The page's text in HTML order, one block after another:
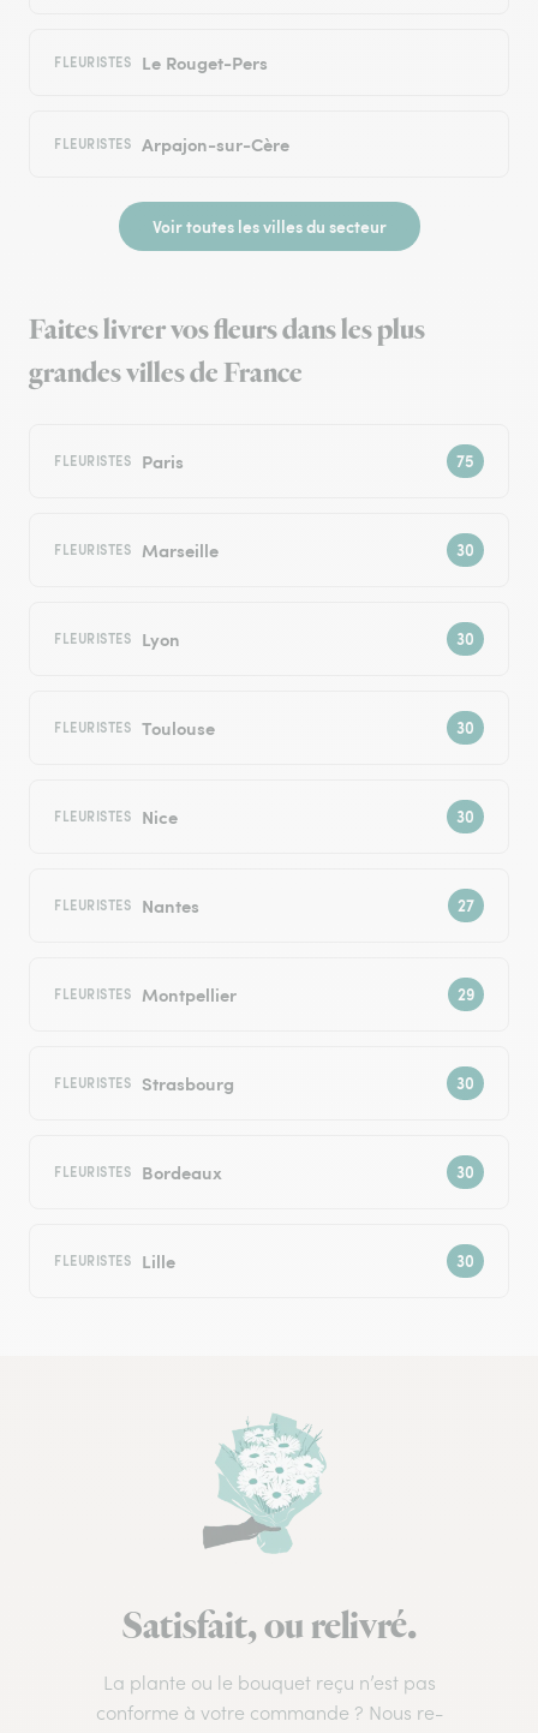
FLEURISTES Le Rouget-Pers
FLEURISTES Arpajon-sur-Cère
Voir toutes les villes du secteur
Faites livrer vos fleurs dans les plus
grandes villes de France
FLEURISTES Paris
FLEURISTES Marseille
FLEURISTES Lyon
FLEURISTES Toulouse
FLEURISTES Nice
FLEURISTES Nantes
FLEURISTES Montpellier
FLEURISTES Strasbourg
FLEURISTES Bordeaux
FLEURISTES Lille
Satisfait, ou relivré.
La plante ou le bouquet reçu n’est pas
conforme à votre commande ? Nous re-